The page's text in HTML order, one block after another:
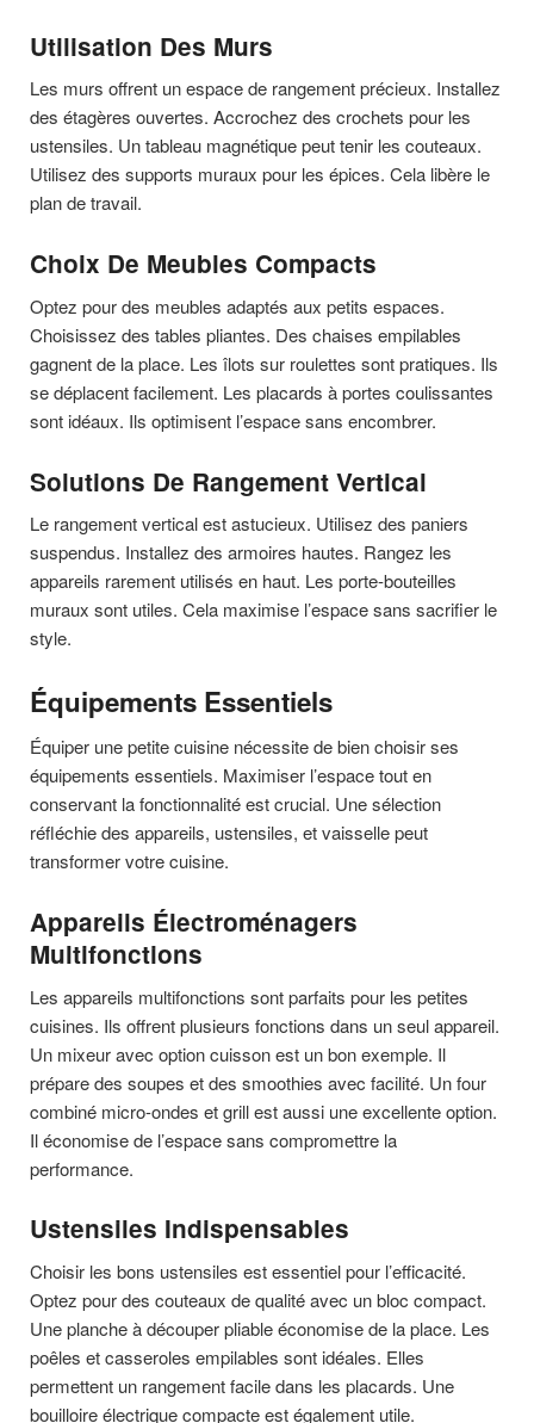
Utilisation Des Murs
Les murs offrent un espace de rangement précieux. Installez
des étagères ouvertes. Accrochez des crochets pour les
ustensiles. Un tableau magnétique peut tenir les couteaux.
Utilisez des supports muraux pour les épices. Cela libère le
plan de travail.
Choix De Meubles Compacts
Optez pour des meubles adaptés aux petits espaces.
Choisissez des tables pliantes. Des chaises empilables
gagnent de la place. Les îlots sur roulettes sont pratiques. Ils
se déplacent facilement. Les placards à portes coulissantes
sont idéaux. Ils optimisent l’espace sans encombrer.
Solutions De Rangement Vertical
Le rangement vertical est astucieux. Utilisez des paniers
suspendus. Installez des armoires hautes. Rangez les
appareils rarement utilisés en haut. Les porte-bouteilles
muraux sont utiles. Cela maximise l’espace sans sacrifier le
style.
Équipements Essentiels
Équiper une petite cuisine nécessite de bien choisir ses
équipements essentiels. Maximiser l’espace tout en
conservant la fonctionnalité est crucial. Une sélection
réfléchie des appareils, ustensiles, et vaisselle peut
transformer votre cuisine.
Appareils Électroménagers
Multifonctions
Les appareils multifonctions sont parfaits pour les petites
cuisines. Ils offrent plusieurs fonctions dans un seul appareil.
Un mixeur avec option cuisson est un bon exemple. Il
prépare des soupes et des smoothies avec facilité. Un four
combiné micro-ondes et grill est aussi une excellente option.
Il économise de l’espace sans compromettre la
performance.
Ustensiles Indispensables
Choisir les bons ustensiles est essentiel pour l’efficacité.
Optez pour des couteaux de qualité avec un bloc compact.
Une planche à découper pliable économise de la place. Les
poêles et casseroles empilables sont idéales. Elles
permettent un rangement facile dans les placards. Une
bouilloire électrique compacte est également utile.